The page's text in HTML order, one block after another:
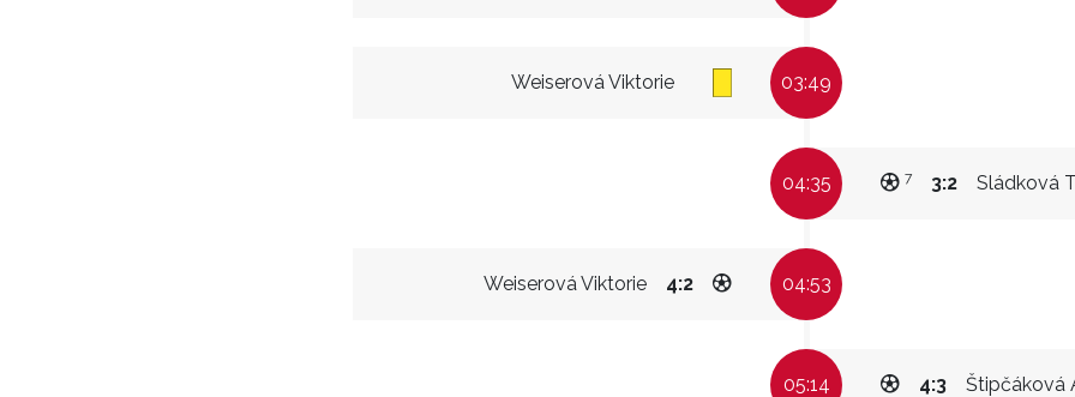
Weiserová Viktorie 03:49
04:35 Sládková
3:2
7
Weiserová Viktorie 4:2 04:53
05:14 Štipčáková
4:3